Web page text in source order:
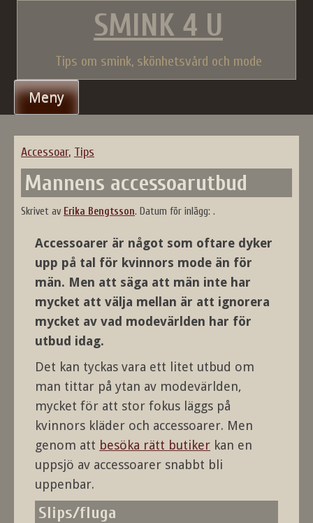
SMINK 4 U
Tips om smink, skönhetsvård och mode
Meny
Accessoar, Tips
Mannens accessoarutbud
Skrivet av Erika Bengtsson. Datum för inlägg: .
Accessoarer är något som oftare dyker
upp på tal för kvinnors mode än för
män. Men att säga att män inte har
mycket att välja mellan är att ignorera
mycket av vad modevärlden har för
utbud idag.
Det kan tyckas vara ett litet utbud om
man tittar på ytan av modevärlden,
mycket för att stor fokus läggs på
kvinnors kläder och accessoarer. Men
genom att besöka rätt butiker kan en
uppsjö av accessoarer snabbt bli
uppenbar.
Slips/fluga